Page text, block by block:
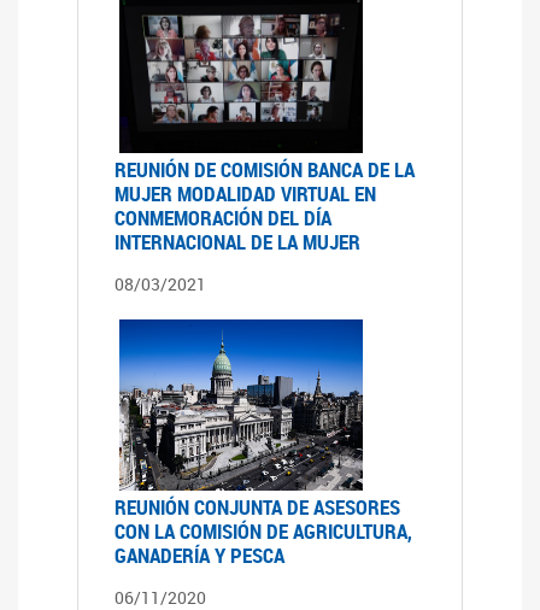
REUNIÓN DE COMISIÓN BANCA DE LA
MUJER MODALIDAD VIRTUAL EN
CONMEMORACIÓN DEL DÍA
INTERNACIONAL DE LA MUJER
08/03/2021
REUNIÓN CONJUNTA DE ASESORES
CON LA COMISIÓN DE AGRICULTURA,
GANADERÍA Y PESCA
06/11/2020